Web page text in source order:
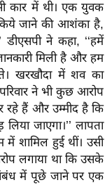
कार में थी। एक युवक
जाने की आशंका है,
ने कहा, ‘‘हमें
मिली है और हम
खरखौदा में शव का
परिवार ने भी कुछ आरोप
रहे हैं और उम्मीद है कि
जाएगा।’’ लापता
शामिल हुई थीं। उसी
लगाया था कि उसके
में पूछे जाने पर एक